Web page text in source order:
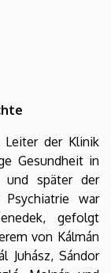
Leiter der Klinik
Gesundheit in
und später der
war
gefolgt
von Kálmán
Juhász, Sándor